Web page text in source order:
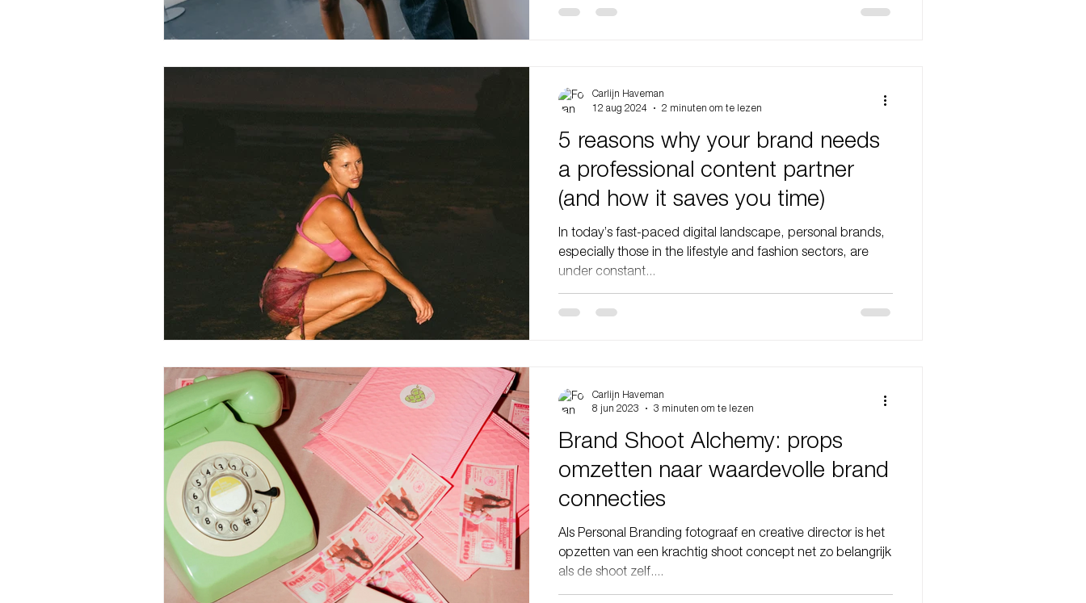
People don’t want to be spoken to, they want to see
5 reasons why your brand needs
a professional content partner
(and how it saves you time)
In today’s fast-paced digital landscape, personal brands,
especially those in the lifestyle and fashion sectors, are
under constant...
Carlijn Haveman
12 aug 2024
2 minuten om te lezen
Brand Shoot Alchemy: props
omzetten naar waardevolle brand
connecties
Als Personal Branding fotograaf en creative director is het
opzetten van een krachtig shoot concept net zo belangrijk
als de shoot zelf....
Carlijn Haveman
8 jun 2023
3 minuten om te lezen